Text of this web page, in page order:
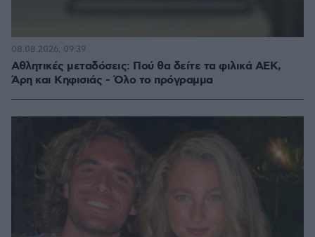
Αθλητικές μεταδόσεις: Πού θα δείτε τα φιλικά ΑΕΚ,
Άρη και Κηφισιάς - Όλο το πρόγραμμα
08.08.2026, 09:39